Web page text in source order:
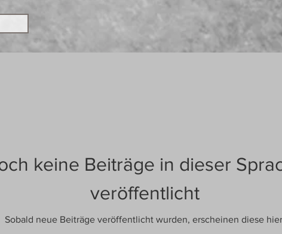
keine Beiträge in dieser
veröffentlicht
Sobald neue Beiträge veröffentlicht wurden, erscheinen diese